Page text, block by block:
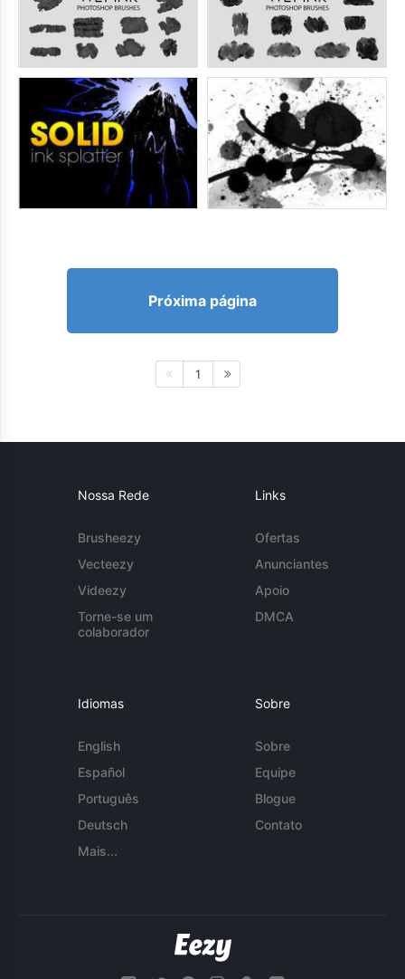
Próxima página
1
Nossa Rede
Brusheezy
Vecteezy
Videezy
Torne-se um
colaborador
Links
Ofertas
Anunciantes
Apoio
DMCA
Idiomas
English
Español
Português
Deutsch
Mais...
Sobre
Sobre
Equipe
Blogue
Contato